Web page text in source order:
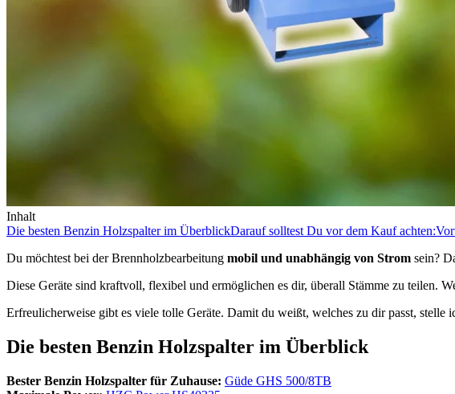
Inhalt
Die besten Benzin Holzspalter im ÜberblickDarauf solltest Du vor dem Kauf achten:
Du möchtest bei der Brennholzbearbeitung mobil und unabhängig von Strom sein?
Diese Geräte sind kraftvoll, flexibel und ermöglichen es dir, überall Stämme zu teilen.
Erfreulicherweise gibt es viele tolle Geräte. Damit du weißt, welches zu dir passt, stelle
Die besten Benzin Holzspalter im Überblick
Bester Benzin Holzspalter für Zuhause: Güde GHS 500/8TB